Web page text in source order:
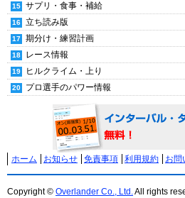
サプリ・食事・補給
立ち読み版
期分け・練習計画
レース情報
ヒルクライム・上り
プロ選手のパワー情報
ホーム お知らせ 免責事項 利用規約 お問
Copyright © Overlander Co., Ltd.All rights